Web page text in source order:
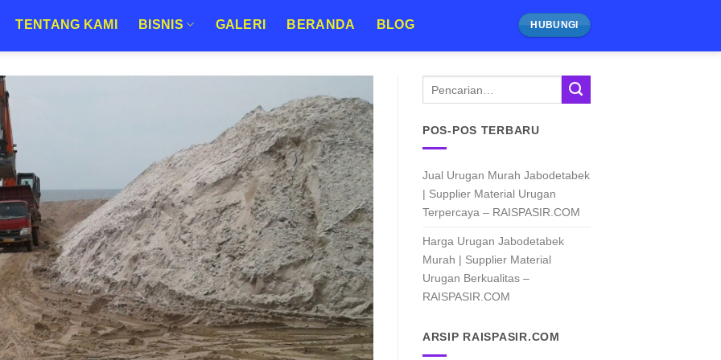
TENTANG KAMI BISNIS GALERI BERANDA BLOG HUBUNGI
POS-POS TERBARU
Jual Urugan Murah Jabodetabek
| Supplier Material Urugan
Terpercaya – RAISPASIR.COM
Harga Urugan Jabodetabek
Murah | Supplier Material
Urugan Berkualitas –
RAISPASIR.COM
ARSIP RAISPASIR.COM